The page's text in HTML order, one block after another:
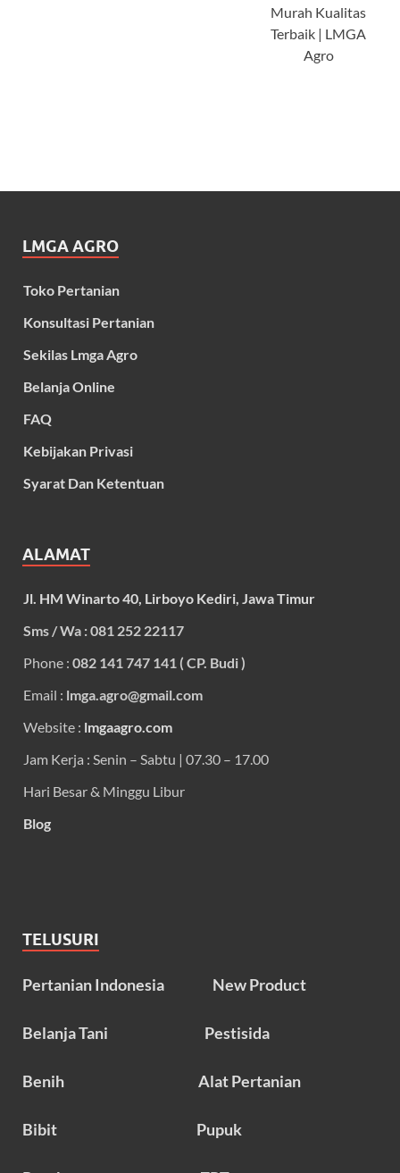
Murah Kualitas
Terbaik | LMGA
Agro
LMGA AGRO
Toko Pertanian
Konsultasi Pertanian
Sekilas Lmga Agro
Belanja Online
FAQ
Kebijakan Privasi
Syarat Dan Ketentuan
ALAMAT
Jl. HM Winarto 40, Lirboyo Kediri, Jawa Timur
Sms / Wa : 081 252 22117
Phone : 082 141 747 141 ( CP. Budi )
Email : lmga.agro@gmail.com
Website : lmgaagro.com
Jam Kerja : Senin – Sabtu | 07.30 – 17.00
Hari Besar & Minggu Libur
Blog
TELUSURI
Pertanian Indonesia New Product
Belanja Tani Pestisida
Benih Alat Pertanian
Bibit Pupuk